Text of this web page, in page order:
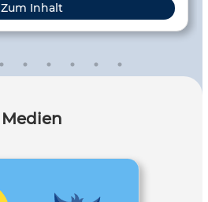
Zum Inhalt
Medien